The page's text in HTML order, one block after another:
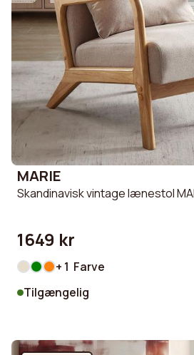
MARIE
Skandinavisk vintage lænestol
1649 kr
+ 1 Farve
Tilgængelig